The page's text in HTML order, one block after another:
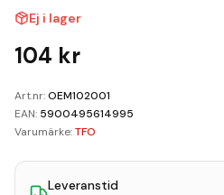
Ej i lager
104 kr
Art.nr:OEM102001
EAN: 5900495614995
Varumärke:TFO
Leveranstid